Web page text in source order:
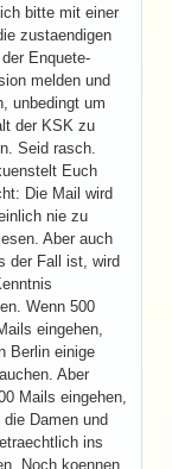
bitte mit einer
zustaendigen
Enquete-
melden und
unbedingt um
der KSK zu
Seid rasch.
Euch
Die Mail wird
nie zu
Aber auch
der Fall ist, wird
Wenn 500
eingehen,
Berlin einige
Aber
Mails eingehen,
die Damen und
ins
Noch koennen